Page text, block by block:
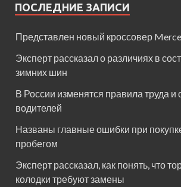
ПОСЛЕДНИЕ ЗАПИСИ
Представлен новый кроссовер
Эксперт рассказал о различиях в
зимних шин
В России изменятся правила труда и
водителей
Названы главные ошибки при
пробегом
Эксперт рассказал, как понять, что
колодки требуют замены